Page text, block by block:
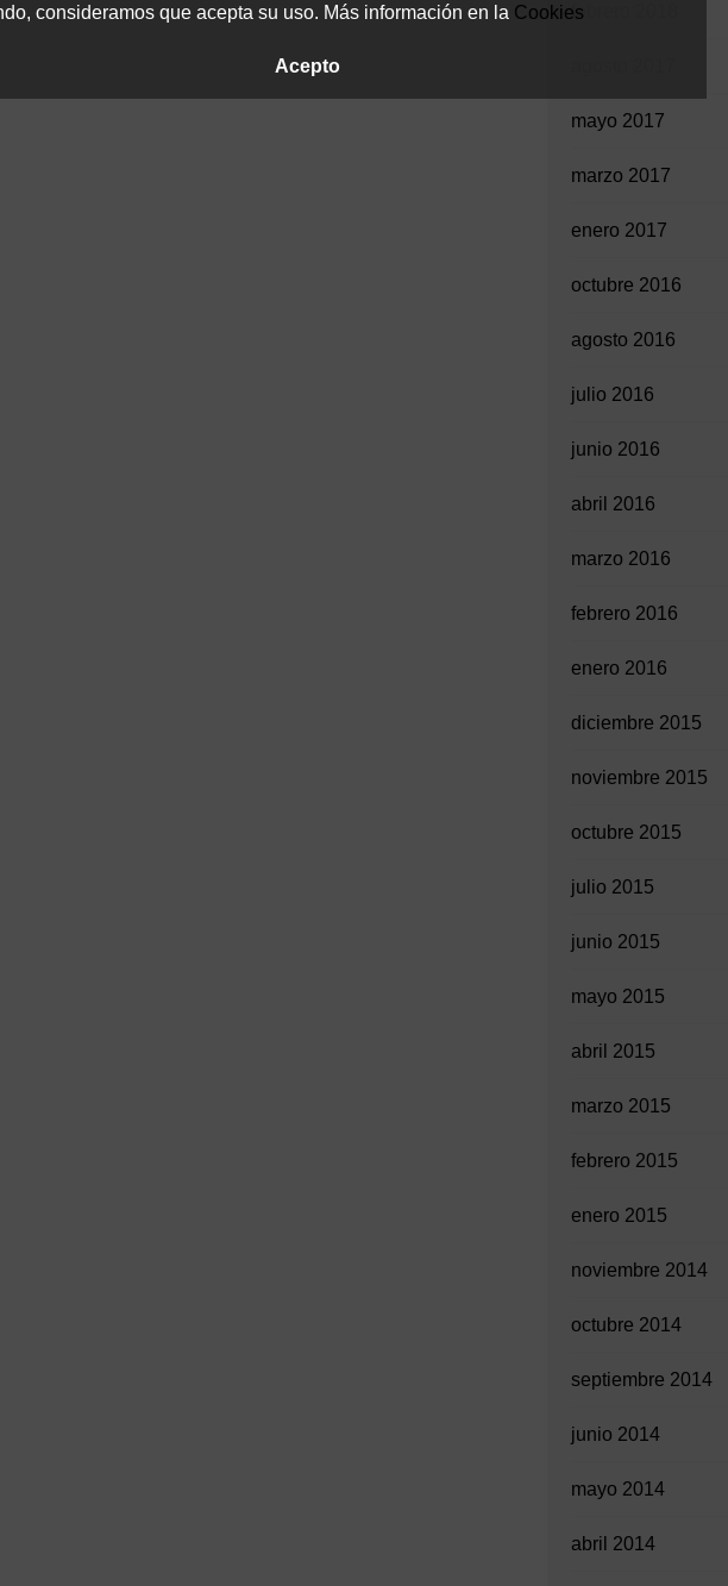
febrero 2018
mayo 2017
marzo 2017
enero 2017
octubre 2016
agosto 2016
julio 2016
junio 2016
abril 2016
marzo 2016
febrero 2016
enero 2016
diciembre 2015
noviembre 2015
octubre 2015
julio 2015
junio 2015
mayo 2015
abril 2015
marzo 2015
febrero 2015
enero 2015
noviembre 2014
octubre 2014
septiembre 2014
junio 2014
mayo 2014
abril 2014
consideramos que acepta su uso. Más información en la Cookies
Acepto